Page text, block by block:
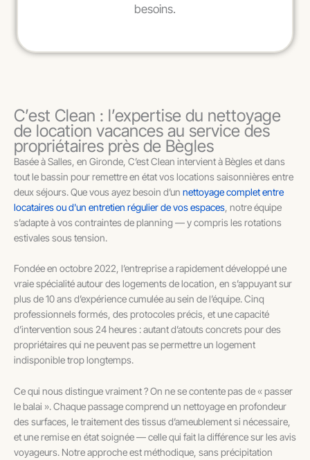
besoins.
C’est Clean : l’expertise du nettoyage
de location vacances au service des
propriétaires près de Bègles
Basée à Salles, en Gironde, C’est Clean intervient à Bègles et dans
tout le bassin pour remettre en état vos locations saisonnières entre
deux séjours. Que vous ayez besoin d’un nettoyage complet entre
locataires ou d'un entretien régulier de vos espaces , notre équipe
s’adapte à vos contraintes de planning — y compris les rotations
estivales sous tension.
Fondée en octobre 2022, l’entreprise a rapidement développé une
vraie spécialité autour des logements de location, en s’appuyant sur
plus de 10 ans d’expérience cumulée au sein de l’équipe. Cinq
professionnels formés, des protocoles précis, et une capacité
d’intervention sous 24 heures : autant d’atouts concrets pour des
propriétaires qui ne peuvent pas se permettre un logement
indisponible trop longtemps.
Ce qui nous distingue vraiment ? On ne se contente pas de « passer
le balai ». Chaque passage comprend un nettoyage en profondeur
des surfaces, le traitement des tissus d’ameublement si nécessaire,
et une remise en état soignée — celle qui fait la différence sur les avis
voyageurs. Notre approche est méthodique, sans précipitation